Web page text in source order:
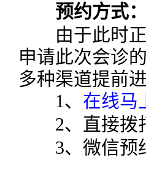
预约方式：
由于此时正
申请此次会诊
多种渠道提前
1、 在线马
2、直接拨打
3、微信预约